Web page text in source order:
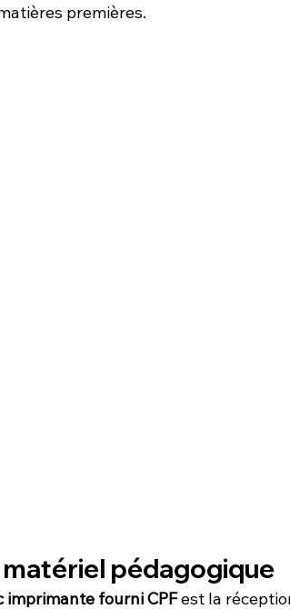
premières.
pédagogique
fourni CPF est la